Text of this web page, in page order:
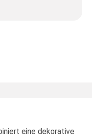
eine dekorative